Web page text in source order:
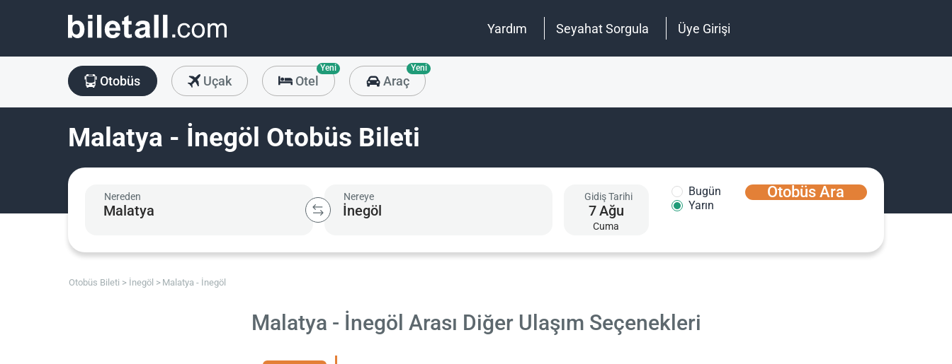
Yardım Seyahat Sorgula Üye Girişi
Otobüs Uçak Otel
Yeni
Araç
Yeni
Malatya - İnegöl Otobüs Bileti
Nereden Nereye Gidiş Tarihi
7Ağu
Cuma
Bugün
Yarın
Otobüs Ara
Otobüs Bileti İnegöl Malatya - İnegöl
Malatya - İnegöl Arası Diğer Ulaşım Seçenekleri